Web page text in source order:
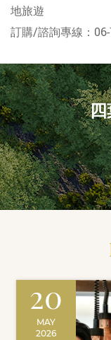
地旅遊
訂購/諮詢專線：
四
20
MAY
2026